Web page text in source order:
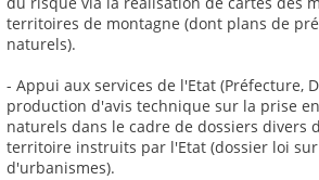
territoires de montagne (dont plans de
naturels).
- Appui aux services de l'Etat (Préfecture,
production d'avis technique sur la prise
naturels dans le cadre de dossiers divers
territoire instruits par l'Etat (dossier loi
d'urbanismes).